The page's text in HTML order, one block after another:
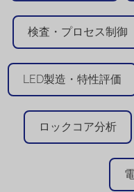
検査・プロセス制御
LED製造・特性評価
ロックコア分析